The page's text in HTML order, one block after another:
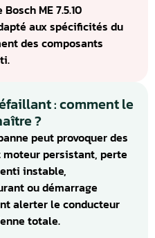
ME 7.5.10
aux spécificités du
des composants
: comment le
?
peut provoquer des
persistant, perte
instable,
ou démarrage
alerter le conducteur
totale.